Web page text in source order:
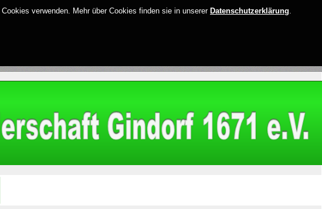
verwenden. Mehr über Cookies finden sie in unserer Datenschutzerklärung.